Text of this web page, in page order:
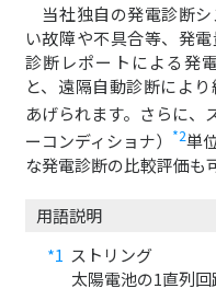
当社独自の発電診断シ
い故障や不具合等、発
診断レポートによる発
と、遠隔自動診断によ
あげられます。さらに、
ーコンディショナ） *2単
な発電診断の比較評価も
用語説明
*1 ストリング
太陽電池の1直列回